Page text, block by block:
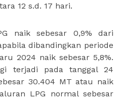
12 s.d. 17 hari.
naik sebesar 0,9% dari
dibandingkan periode
2024 naik sebesar 5,8%.
terjadi pada tanggal 24
30.404 MT atau naik
LPG normal sebesar